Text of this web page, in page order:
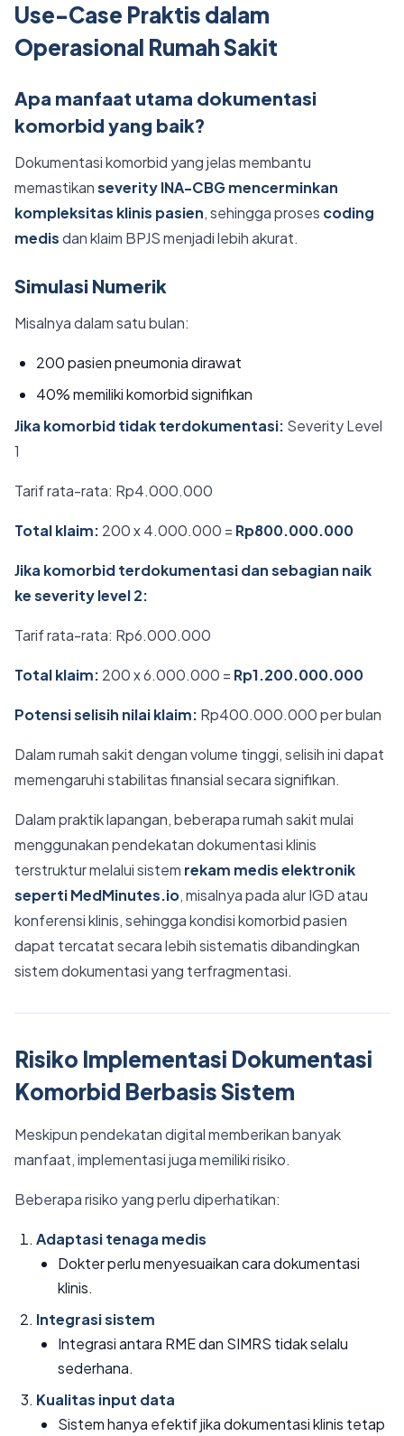
Use-Case Praktis dalam
Operasional Rumah Sakit
Apa manfaat utama dokumentasi
komorbid yang baik?
Dokumentasi komorbid yang jelas membantu
memastikanseverity INA-CBG mencerminkan
kompleksitas klinis pasien, sehingga proses coding
medisdan klaim BPJS menjadi lebih akurat.
Simulasi Numerik
Misalnya dalam satu bulan:
200 pasien pneumonia dirawat
40% memiliki komorbid signifikan
Jika komorbid tidak terdokumentasi: Severity Level
1
Tarif rata-rata: Rp4.000.000
Total klaim: 200 x 4.000.000 = Rp800.000.000
Jika komorbid terdokumentasi dan sebagian naik
ke severity level 2:
Tarif rata-rata: Rp6.000.000
Total klaim: 200 x 6.000.000 = Rp1.200.000.000
Potensi selisih nilai klaim: Rp400.000.000 per bulan
Dalam rumah sakit dengan volume tinggi, selisih ini dapat
memengaruhi stabilitas finansial secara signifikan.
Dalam praktik lapangan, beberapa rumah sakit mulai
menggunakan pendekatan dokumentasi klinis
terstruktur melalui sistem rekam medis elektronik
seperti MedMinutes.io, misalnya pada alur IGD atau
konferensi klinis, sehingga kondisi komorbid pasien
dapat tercatat secara lebih sistematis dibandingkan
sistem dokumentasi yang terfragmentasi.
Risiko Implementasi Dokumentasi
Komorbid Berbasis Sistem
Meskipun pendekatan digital memberikan banyak
manfaat, implementasi juga memiliki risiko.
Beberapa risiko yang perlu diperhatikan:
Adaptasi tenaga medis
Dokter perlu menyesuaikan cara dokumentasi
klinis.
Integrasi sistem
Integrasi antara RME dan SIMRS tidak selalu
sederhana.
Kualitas input data
Sistem hanya efektif jika dokumentasi klinis tetap